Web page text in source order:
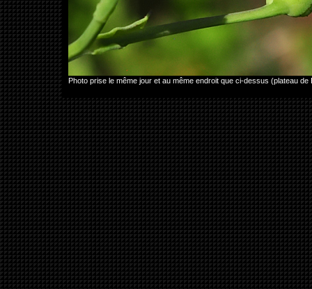
Photo prise le même jour et au même endroit que ci-dessus (plateau